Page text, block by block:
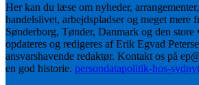
Her kan du læse om nyheder,
handelslivet, arbejdspladser og meget mere
Sønderborg, Tønder, Danmark og den store
opdateres og redigeres af Erik Egvad
ansvarshavende redaktør. Kontakt os på
en god historie. persondatapolitik-hos-